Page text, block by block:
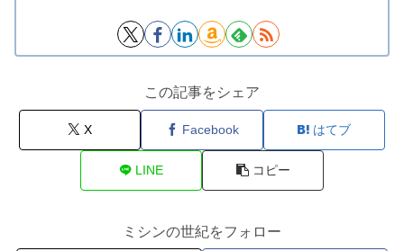
この記事をシェア
X Facebook はてブ
LINE コピー
ミシンの世紀をフォロー